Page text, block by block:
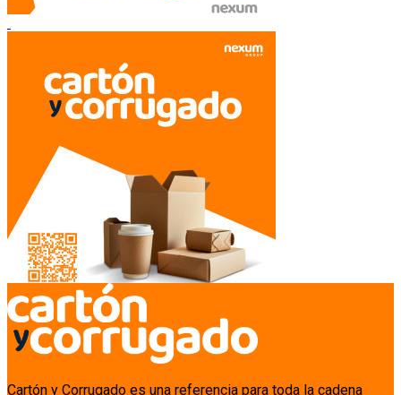
Cartón y Corrugado es una referencia para toda la cadena